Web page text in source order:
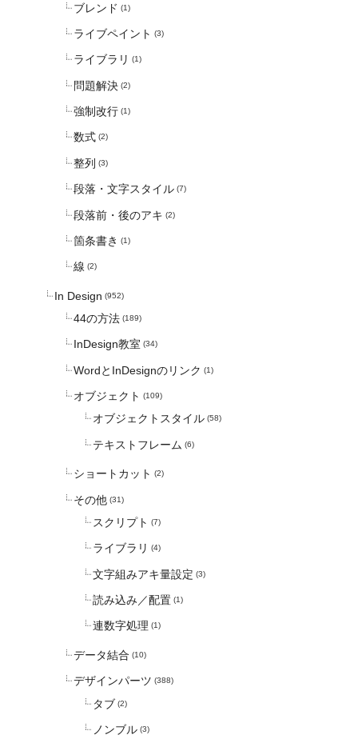
ブレンド (1)
ライブペイント (3)
ライブラリ (1)
問題解決 (2)
強制改行 (1)
数式 (2)
整列 (3)
段落・文字スタイル (7)
段落前・後のアキ (2)
箇条書き (1)
線 (2)
In Design (952)
44の方法 (189)
InDesign教室 (34)
WordとInDesignのリンク (1)
オブジェクト (109)
オブジェクトスタイル (58)
テキストフレーム (6)
ショートカット (2)
その他 (31)
スクリプト (7)
ライブラリ (4)
文字組みアキ量設定 (3)
読み込み／配置 (1)
連数字処理 (1)
データ結合 (10)
デザインパーツ (388)
タブ (2)
ノンブル (3)